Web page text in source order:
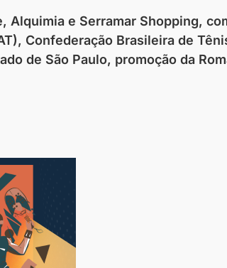
e Serramar Shopping,
Confederação Brasileira de
de São Paulo, promoção da